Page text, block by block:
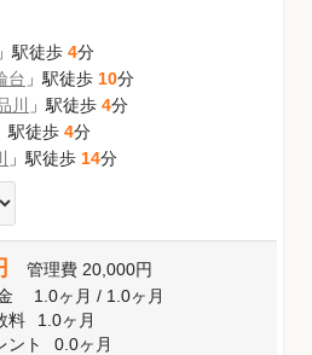
」駅徒歩 4分
台 」駅徒歩 10分
川 」駅徒歩 4分
駅徒歩 4分
」駅徒歩 14分
管理費 20,000円
1.0ヶ月/ 1.0ヶ月
料
1.0ヶ月
ント
0.0ヶ月